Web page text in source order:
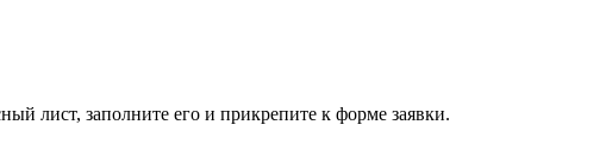
лист, заполните его и прикрепите к форме заявки.